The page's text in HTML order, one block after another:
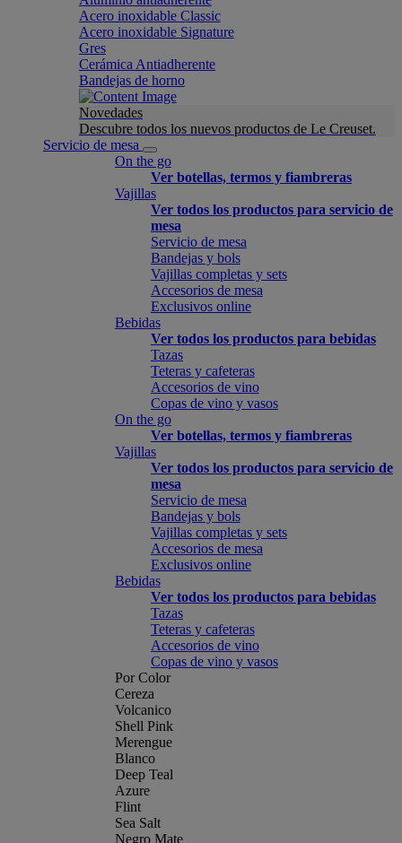
Acero inoxidable Classic
Acero inoxidable Signature
Gres
Cerámica Antiadherente
Bandejas de horno
Novedades
Descubre todos los nuevos productos de Le Creuset.
Servicio de mesa
On the go
Ver botellas, termos y fiambreras
Vajillas
Ver todos los productos para servicio de
mesa
Servicio de mesa
Bandejas y bols
Vajillas completas y sets
Accesorios de mesa
Exclusivos online
Bebidas
Ver todos los productos para bebidas
Tazas
Teteras y cafeteras
Accesorios de vino
Copas de vino y vasos
On the go
Ver botellas, termos y fiambreras
Vajillas
Ver todos los productos para servicio de
mesa
Servicio de mesa
Bandejas y bols
Vajillas completas y sets
Accesorios de mesa
Exclusivos online
Bebidas
Ver todos los productos para bebidas
Tazas
Teteras y cafeteras
Accesorios de vino
Copas de vino y vasos
Por Color
Cereza
Volcanico
Shell Pink
Merengue
Blanco
Deep Teal
Azure
Flint
Sea Salt
Negro Mate